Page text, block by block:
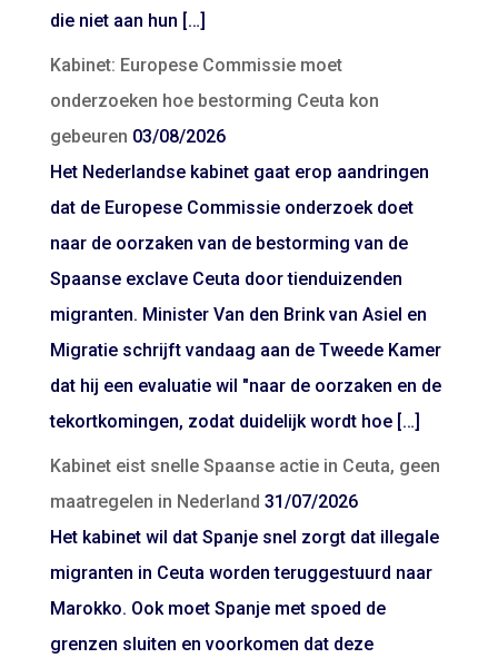
die niet aan hun […]
Kabinet: Europese Commissie moet
onderzoeken hoe bestorming Ceuta kon
gebeuren 03/08/2026
Het Nederlandse kabinet gaat erop aandringen
dat de Europese Commissie onderzoek doet
naar de oorzaken van de bestorming van de
Spaanse exclave Ceuta door tienduizenden
migranten. Minister Van den Brink van Asiel en
Migratie schrijft vandaag aan de Tweede Kamer
dat hij een evaluatie wil "naar de oorzaken en de
tekortkomingen, zodat duidelijk wordt hoe […]
Kabinet eist snelle Spaanse actie in Ceuta, geen
maatregelen in Nederland 31/07/2026
Het kabinet wil dat Spanje snel zorgt dat illegale
migranten in Ceuta worden teruggestuurd naar
Marokko. Ook moet Spanje met spoed de
grenzen sluiten en voorkomen dat deze